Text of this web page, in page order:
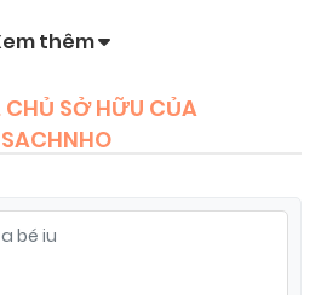
thêm
CHỦ SỞ HỮU CỦA